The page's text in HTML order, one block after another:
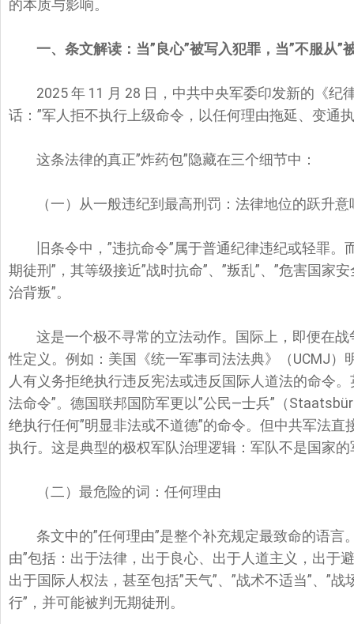
的本质与影响。
一、条文解读：当” 良心”被写入犯罪，当”不服从”
2025 年 11 月 28 日，中共中央军委印发新的《纪
话：”军人拒不执行上级命令，以任何理由拖延、变通
这条法律的真正”炸药包”隐藏在三个细节中：
（一）从一般违纪到最高刑罚：法律地位的跃升
旧条令中，”违抗命令”属于普通纪律违纪或轻罪
期徒刑”，其等级接近”战时抗命”、”叛乱”、”危害国家
治背叛”。
这是一个极不寻常的立法动作。国际上，即便在
性定义。例如：美国《统一军事司法法典》（UCMJ
人有义务拒绝执行违反宪法或违反国际人道法的命令
法命令”。德国联邦国防军更以”公民—士兵”（
绝执行任何”明显非法或不道德”的命令。但中共军法
执行。这是典型的极权军队治理逻辑：军队不是国家
（二）最危险的词：任何理由
条文中的”任何理由”是整个补充规定最致命的语
由”包括：出于法律，出于良心、出于人道主义，出于
出于国际人权法，甚至包括”天气”、”战术不适当”、”
行”，并可能被判无期徒刑。